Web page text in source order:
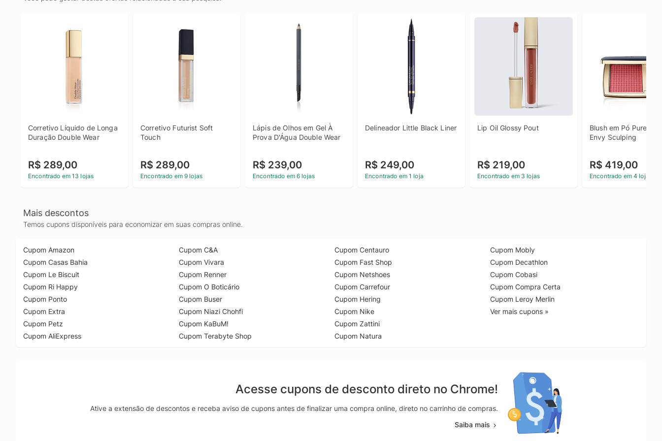
Corretivo Líquido de Longa
Duração Double Wear
R$ 289,00
Encontrado em 13 lojas
Corretivo Futurist Soft
Touch
R$ 289,00
Encontrado em 9 lojas
Lápis de Olhos em Gel À
Prova D'Água Double Wear
R$ 239,00
Encontrado em 6 lojas
Delineador Little Black Liner
R$ 249,00
Encontrado em 1 loja
Lip Oil Glossy Pout
R$ 219,00
Encontrado em 3 lojas
Blush em Pó Pure
Envy Sculping
R$ 419,00
Encontrado em 4 lojas
Mais descontos
Temos cupons disponíveis para economizar em suas compras online.
Cupom Amazon
Cupom Casas Bahia
Cupom Le Biscuit
Cupom Ri Happy
Cupom Ponto
Cupom Extra
Cupom Petz
Cupom AliExpress
Cupom C&A
Cupom Vivara
Cupom Renner
Cupom O Boticário
Cupom Buser
Cupom Niazi Chohfi
Cupom KaBuM!
Cupom Terabyte Shop
Cupom Centauro
Cupom Fast Shop
Cupom Netshoes
Cupom Carrefour
Cupom Hering
Cupom Nike
Cupom Zattini
Cupom Natura
Cupom Mobly
Cupom Decathlon
Cupom Cobasi
Cupom Compra Certa
Cupom Leroy Merlin
Ver mais cupons »
Acesse cupons de desconto direto no Chrome!
Ative a extensão de descontos e receba aviso de cupons antes de finalizar uma compra online, direto no carrinho de compras.
Saiba mais